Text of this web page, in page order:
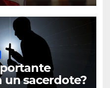
un sacerdote?